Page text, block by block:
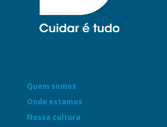
Quem somos
Onde estamos
Nossa cultura